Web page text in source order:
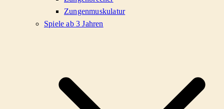
Zungenmuskulatur
Spiele ab 3 Jahren